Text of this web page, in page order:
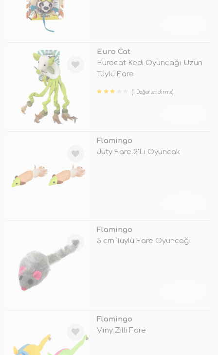
Euro Cat
Eurocat Kedi Oyuncağı Uzun
Tüylü Fare
(1 Değerlendirme)
Flamingo
Juty Fare 2'Li Oyuncak
Flamingo
5 cm Tüylü Fare Oyuncağı
Flamingo
Vıny Zilli Fare